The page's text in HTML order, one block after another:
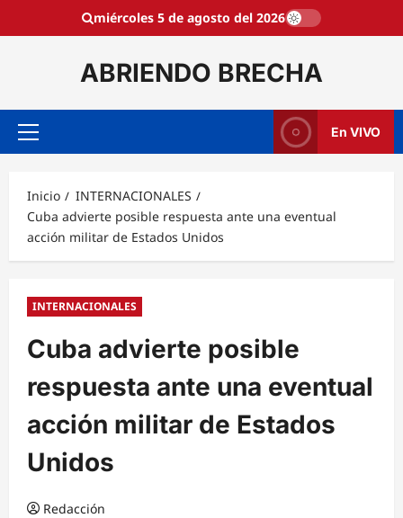
miércoles 5 de agosto del 2026
ABRIENDO BRECHA
Menú
En VIVO
Inicio
INTERNACIONALES
Cuba advierte posible respuesta ante una eventual
acción militar de Estados Unidos
INTERNACIONALES
Cuba advierte posible
respuesta ante una eventual
acción militar de Estados
Unidos
Redacción